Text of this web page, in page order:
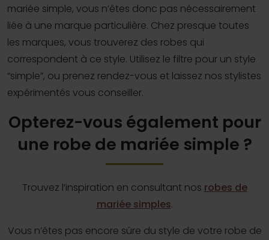
mariée simple, vous n’êtes donc pas nécessairement
liée à une marque particulière. Chez presque toutes
les marques, vous trouverez des robes qui
correspondent à ce style. Utilisez le filtre pour un style
“simple”, ou prenez rendez-vous et laissez nos stylistes
expérimentés vous conseiller.
Opterez-vous également pour
une robe de mariée simple ?
Trouvez l’inspiration en consultant nos robes de
mariée simples.
Vous n’êtes pas encore sûre du style de votre robe de